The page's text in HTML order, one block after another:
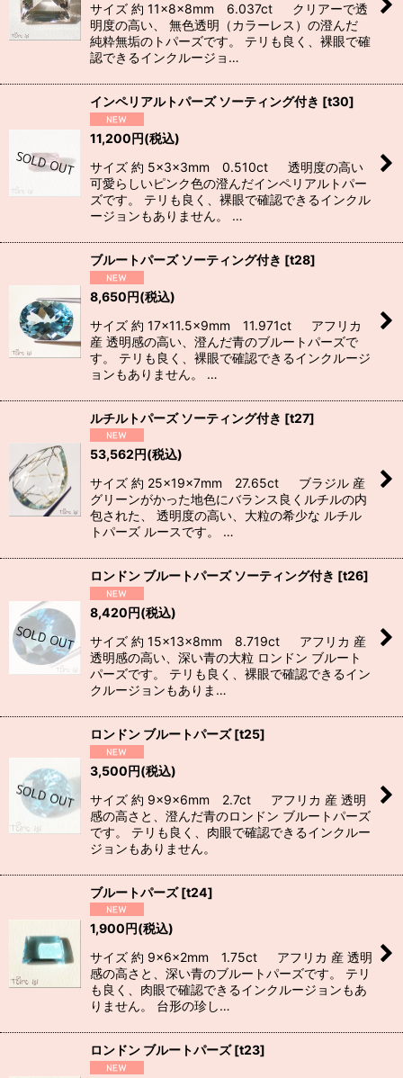
サイズ 約 11×8×8mm 6.037ct クリアーで透
明度の高い、 無色透明（カラーレス）の澄んだ
純粋無垢のトパーズです。 テリも良く、裸眼で確
認できるインクルージョ…
インペリアルトパーズ ソーティング付き [t30]
11,200円(税込)
サイズ 約 5×3×3mm 0.510ct 透明度の高い
可愛らしいピンク色の澄んだインペリアルトパー
ズです。 テリも良く、裸眼で確認できるインクル
ージョンもありません。 …
ブルートパーズ ソーティング付き [t28]
8,650円(税込)
サイズ 約 17×11.5×9mm 11.971ct アフリカ
産 透明感の高い、澄んだ青のブルートパーズで
す。 テリも良く、裸眼で確認できるインクルージ
ョンもありません。 …
ルチルトパーズ ソーティング付き [t27]
53,562円(税込)
サイズ 約 25×19×7mm 27.65ct ブラジル 産
グリーンがかった地色にバランス良くルチルの内
包された、 透明度の高い、大粒の希少な ルチル
トパーズ ルースです。 …
ロンドン ブルートパーズ ソーティング付き [t26]
8,420円(税込)
サイズ 約 15×13×8mm 8.719ct アフリカ 産
透明感の高い、深い青の大粒 ロンドン ブルート
パーズです。 テリも良く、裸眼で確認できるイン
クルージョンもありま…
ロンドン ブルートパーズ[t25]
3,500円(税込)
サイズ 約 9×9×6mm 2.7ct アフリカ 産 透明
感の高さと、澄んだ青のロンドン ブルートパーズ
です。 テリも良く、肉眼で確認できるインクルー
ジョンもありません。
ブルートパーズ[t24]
1,900円(税込)
サイズ 約 9×6×2mm 1.75ct アフリカ 産 透明
感の高さと、深い青のブルートパーズです。 テリ
も良く、肉眼で確認できるインクルージョンもあ
りません。 台形の珍し…
ロンドン ブルートパーズ[t23]